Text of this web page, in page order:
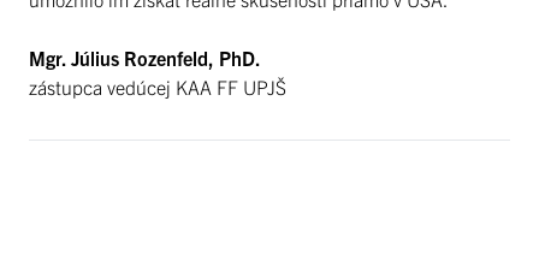
Mgr. Július Rozenfeld, PhD.
zástupca vedúcej KAA FF UPJŠ